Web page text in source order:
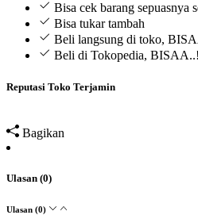
Bisa cek barang sepuasnya
Bisa tukar tambah
Beli langsung di toko,
Beli di Tokopedia,
Reputasi Toko Terjamin
Bagikan
Ulasan (0)
Ulasan (0)